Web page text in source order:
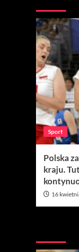
Sport
Polska
kraju.
16